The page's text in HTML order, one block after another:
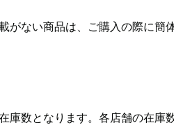
がない商品は、ご購入の際に簡
庫数となります。各店舗の在庫